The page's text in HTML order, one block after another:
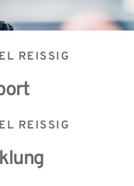
REISSIG
REISSIG